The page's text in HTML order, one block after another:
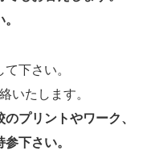
下さい。
いたします。
プリントやワーク、
下さい。